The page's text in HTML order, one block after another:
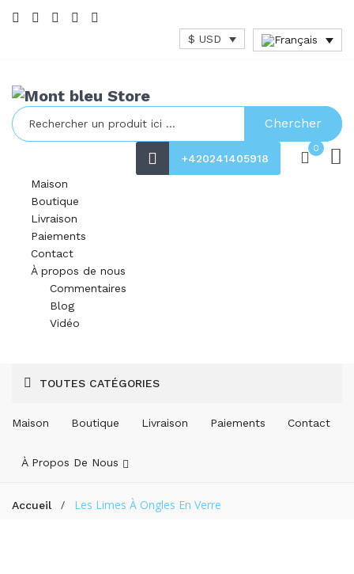
$ USD
Chercher
+420241405918
0
Maison
Boutique
Livraison
Paiements
Contact
À propos de nous
Commentaires
Blog
Vidéo
TOUTES CATÉGORIES
Maison Boutique Livraison Paiements Contact
À Propos De Nous
Accueil / Les Limes À Ongles En Verre